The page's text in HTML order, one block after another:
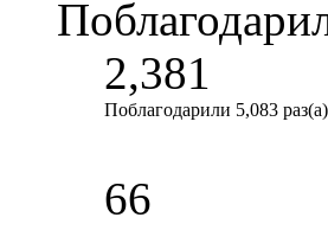
2,381
Поблагодарили 5,083 раз(а)
66